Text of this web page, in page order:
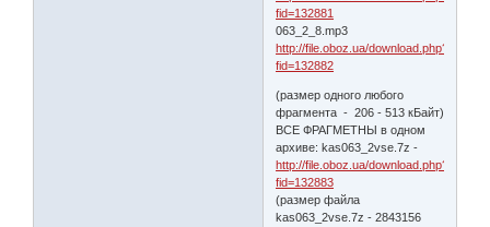
fid=132881
063_2_8.mp3
http://file.oboz.ua/download.php?
fid=132882
(размер одного любого
фрагмента - 206 - 513 кБайт)
ВСЕ ФРАГМЕТНЫ в одном
архиве: kas063_2vse.7z -
http://file.oboz.ua/download.php?
fid=132883
(размер файла
kas063_2vse.7z - 2843156